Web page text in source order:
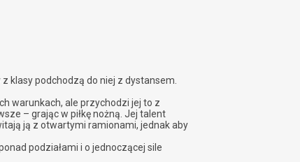
klasy podchodzą do niej z dystansem.
warunkach, ale przychodzi jej to z
– grając w piłkę nożną. Jej talent
ją z otwartymi ramionami, jednak aby
podziałami i o jednoczącej sile